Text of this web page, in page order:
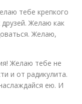
тебе крепкого
Желаю как
Желаю,
Желаю тебе не
и от радикулита.
ею. И